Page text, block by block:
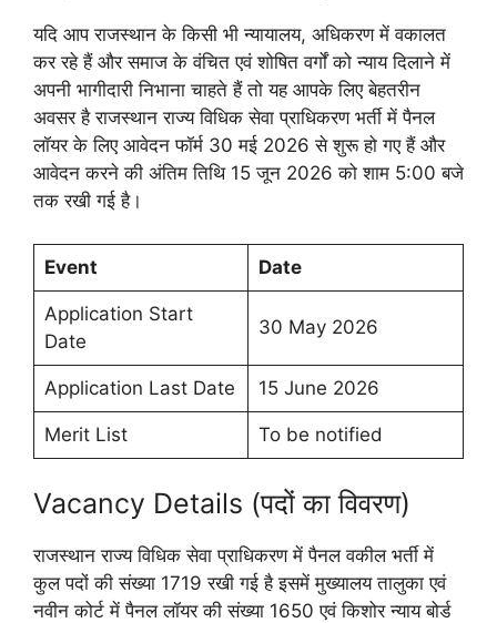
यदि आप राजस्थान के किसी भी न्यायालय, अधिकरण में वकालत
कर रहे हैं और समाज के वंचित एवं शोषित वर्गों को न्याय दिलाने में
अपनी भागीदारी निभाना चाहते हैं तो यह आपके लिए बेहतरीन
अवसर है राजस्थान राज्य विधिक सेवा प्राधिकरण भर्ती में पैनल
लॉयर के लिए आवेदन फॉर्म 30 मई 2026 से शुरू हो गए हैं और
आवेदन करने की अंतिम तिथि 15 जून 2026 को शाम 5:00 बजे
तक रखी गई है।
Event Date
Application Start
Date
30 May 2026
Application Last Date 15 June 2026
Merit List To be notified
Vacancy Details (पदों का विवरण)
राजस्थान राज्य विधिक सेवा प्राधिकरण में पैनल वकील भर्ती में
कुल पदों की संख्या 1719 रखी गई है इसमें मुख्यालय तालुका एवं
नवीन कोर्ट में पैनल लॉयर की संख्या 1650 एवं किशोर न्याय बोर्ड